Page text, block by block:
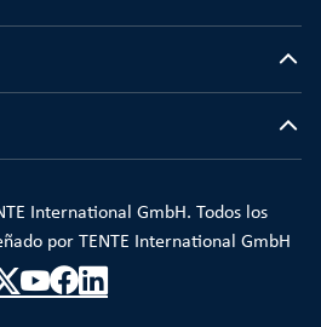
International GmbH. Todos los
por TENTE International GmbH